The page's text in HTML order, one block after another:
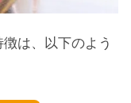
ETFがおすす
の特徴まとめ
は、以下のよう